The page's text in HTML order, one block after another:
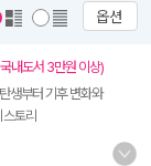
옵션
내도서 3만원 이상)
생부터 기후 변화와
토리